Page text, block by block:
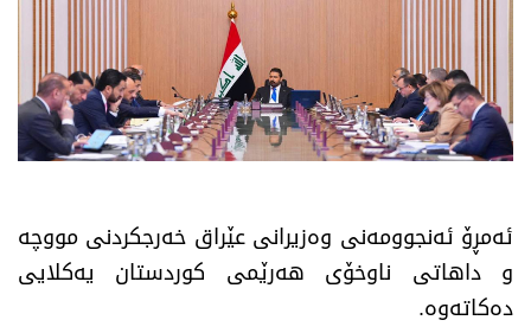
ئەمڕۆ ئەنجوومەنی وەزیرانی عێراق خەرجکردنی مووچە
و داهاتی ناوخۆی هەرێمی كوردستان یەکلایی
دەکاتەوە.